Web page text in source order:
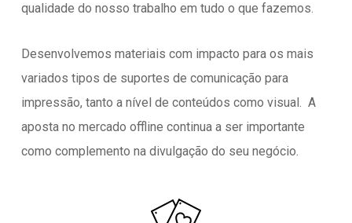
qualidade do nosso trabalho em tudo o que fazemos.
Desenvolvemos materiais com impacto para os mais
variados tipos de suportes de comunicação para
impressão, tanto a nível de conteúdos como visual. A
aposta no mercado offline continua a ser importante
como complemento na divulgação do seu negócio.